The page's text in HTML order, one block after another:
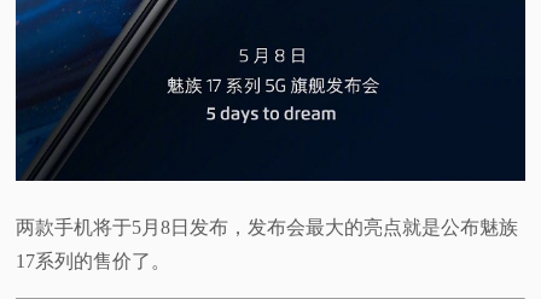
两款手机将于5月8日发布，发布会最大的亮点就是公布魅族
17系列的售价了。